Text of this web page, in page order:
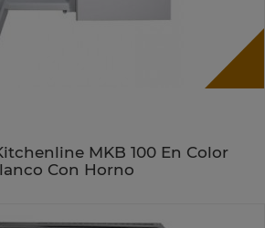
MKB 100 En Color
Con Horno